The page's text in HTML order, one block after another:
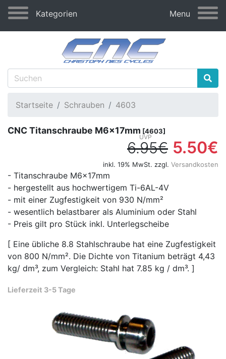
Kategorien Menu
Startseite Schrauben 4603
CNC Titanschraube M6x17mm [4603]
6.95€ 5.50€
inkl. 19% MwSt. zzgl. Versandkosten
- Titanschraube M6x17mm
- hergestellt aus hochwertigem Ti-6AL-4V
- mit einer Zugfestigkeit von 930 N/mm²
- wesentlich belastbarer als Aluminium oder Stahl
- Preis gilt pro Stück inkl. Unterlegscheibe
[ Eine übliche 8.8 Stahlschraube hat eine Zugfestigkeit
von 800 N/mm². Die Dichte von Titanium beträgt 4,43
kg/ dm³, zum Vergleich: Stahl hat 7.85 kg / dm³. ]
Lieferzeit 3-5 Tage